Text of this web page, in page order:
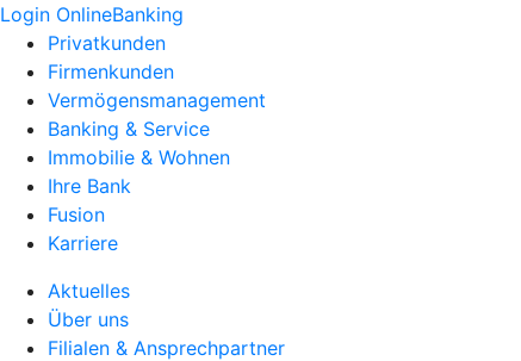
Login OnlineBanking
Privatkunden
Firmenkunden
Vermögensmanagement
Banking & Service
Immobilie & Wohnen
Ihre Bank
Fusion
Karriere
Aktuelles
Über uns
Filialen & Ansprechpartner